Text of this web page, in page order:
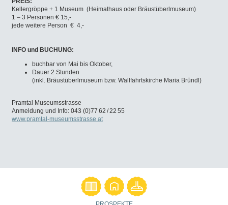
Kellergröppe + 1 Museum (Heimathaus oder Bräustüberlmuseum)
1 – 3 Personen € 15,-
jede weitere Person € 4,-
INFO und BUCHUNG:
buchbar von Mai bis Oktober,
Dauer 2 Stunden
(inkl. Bräustüberlmuseum bzw. Wallfahrtskirche Maria Bründl)
Pramtal Museumsstrasse
Anmeldung und Info: 043 (0)77 62 / 22 55
www.pramtal-museumsstrasse.at